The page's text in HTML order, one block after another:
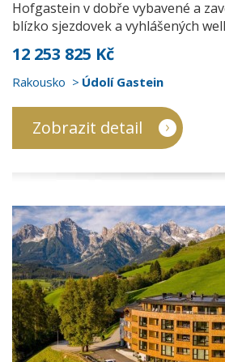
Hofgastein v dobře vybavené a
blízko sjezdovek a vyhlášených
12 253 825 Kč
Rakousko Údolí Gastein
Zobrazit detail